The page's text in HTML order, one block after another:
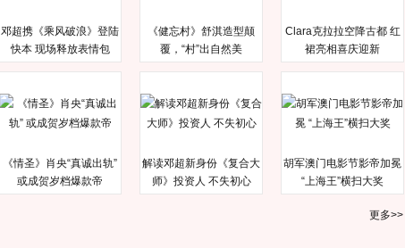
邓超携《乘风破浪》登陆
快本 现场释放表情包
《健忘村》舒淇造型颠
覆，“村”出自然美
Clara克拉拉空降古都 红
裙亮相喜庆迎新
《情圣》肖央“真诚出轨”
或成贺岁档爆款帝
解读邓超新身份《复合大
师》投资人 不失初心
胡军澳门电影节影帝加冕
“上海王”横扫大奖
更多>>